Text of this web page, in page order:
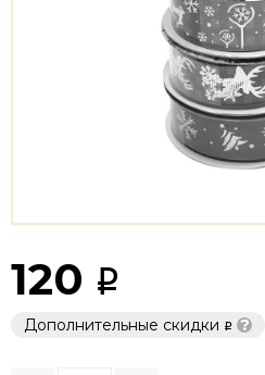
120
Дополнительные скидки ?